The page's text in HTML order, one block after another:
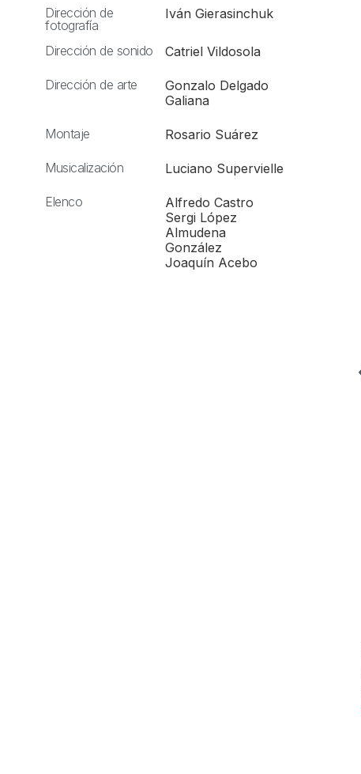
Dirección de
fotografía
Iván Gierasinchuk
Dirección de sonido Catriel Vildosola
Dirección de arte
Gonzalo Delgado
Galiana
Montaje Rosario Suárez
Musicalización Luciano Supervielle
Elenco
Alfredo Castro
Sergi López
Almudena
González
Joaquín Acebo